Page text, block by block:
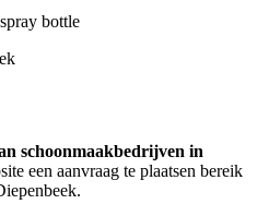
schoonmaakbedrijven in
een aanvraag te plaatsen bereik